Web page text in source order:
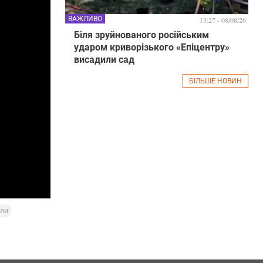
Біля зруйнованого російським
ударом криворізького «Епіцентру»
висадили сад
ВАЖЛИВО 13:27 - 08/08/26
БІЛЬШЕ НОВИН